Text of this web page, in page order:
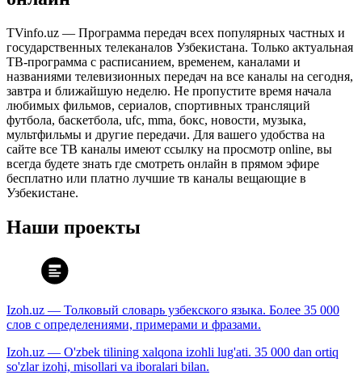
TVinfo.uz — Программа передач всех популярных частных и
государственных телеканалов Узбекистана. Только актуальная
ТВ-программа с расписанием, временем, каналами и
названиями телевизионных передач на все каналы на сегодня,
завтра и ближайшую неделю. Не пропустите время начала
любимых фильмов, сериалов, спортивных трансляций
футбола, баскетбола, ufc, mma, бокс, новости, музыка,
мультфильмы и другие передачи. Для вашего удобства на
сайте все ТВ каналы имеют ссылку на просмотр online, вы
всегда будете знать где смотреть онлайн в прямом эфире
бесплатно или платно лучшие тв каналы вещающие в
Узбекистане.
Наши проекты
Izoh.uz — Толковый словарь узбекского языка. Более 35 000
слов с определениями, примерами и фразами.
Izoh.uz — O'zbek tilining xalqona izohli lug'ati. 35 000 dan ortiq
so'zlar izohi, misollari va iboralari bilan.